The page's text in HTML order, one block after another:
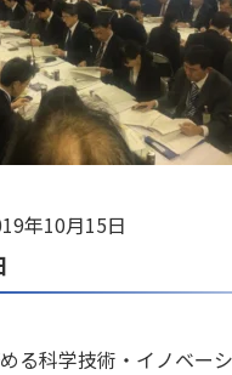
年10月15日
る科学技術・イノベー